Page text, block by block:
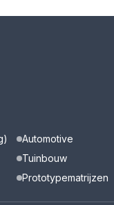
Automotive
Tuinbouw
Prototypematrijzen